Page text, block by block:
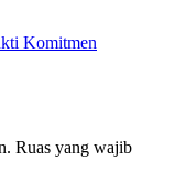
Komitmen
Ruas yang wajib